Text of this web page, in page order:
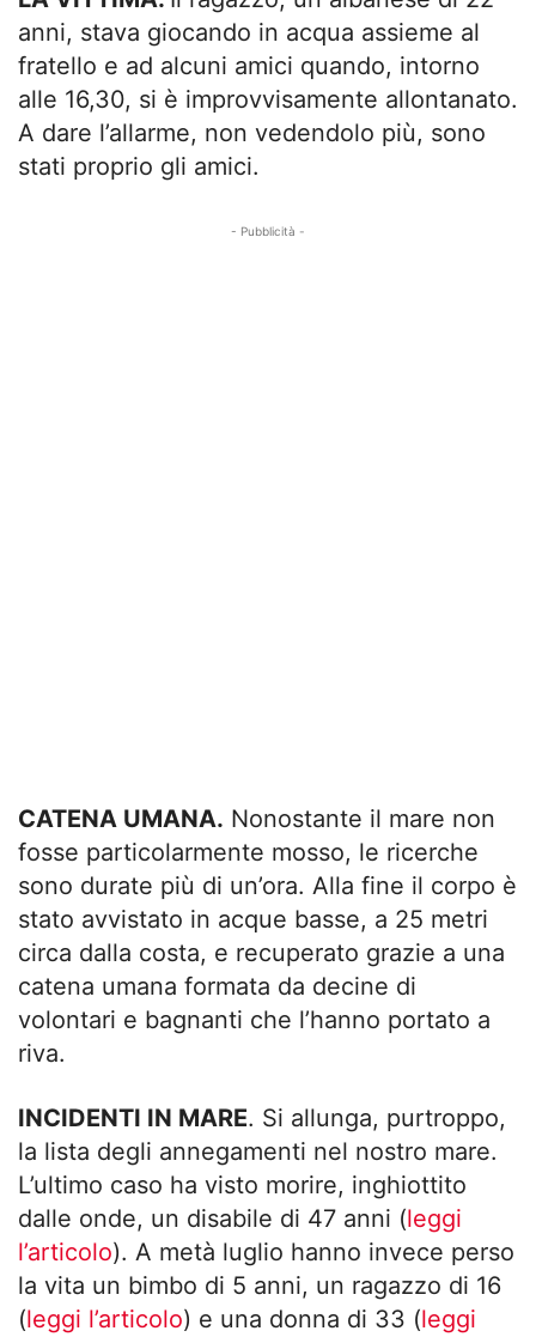
anni, stava giocando in acqua assieme al
fratello e ad alcuni amici quando, intorno
alle 16,30, si è improvvisamente allontanato.
A dare l’allarme, non vedendolo più, sono
stati proprio gli amici.
- Pubblicità -
CATENA UMANA. Nonostante il mare non
fosse particolarmente mosso, le ricerche
sono durate più di un’ora. Alla fine il corpo è
stato avvistato in acque basse, a 25 metri
circa dalla costa, e recuperato grazie a una
catena umana formata da decine di
volontari e bagnanti che l’hanno portato a
riva.
INCIDENTI IN MARE. Si allunga, purtroppo,
la lista degli annegamenti nel nostro mare.
L’ultimo caso ha visto morire, inghiottito
dalle onde, un disabile di 47 anni (leggi
l’articolo). A metà luglio hanno invece perso
la vita un bimbo di 5 anni, un ragazzo di 16
(leggi l’articolo) e una donna di 33 (leggi